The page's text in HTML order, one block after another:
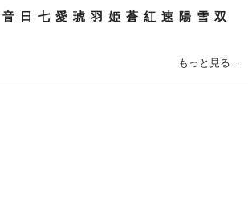
音 日 七 愛 琥 羽 姫 蒼 紅 速 陽 雪 双
もっと見る...